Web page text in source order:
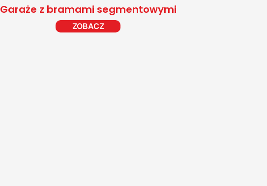
Garaże z bramami segmentowymi
ZOBACZ